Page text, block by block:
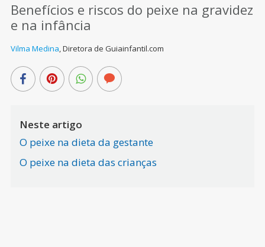
Benefícios e riscos do peixe na gravidez
e na infância
Vilma Medina,Diretora de Guiainfantil.com
Neste artigo
O peixe na dieta da gestante
O peixe na dieta das crianças